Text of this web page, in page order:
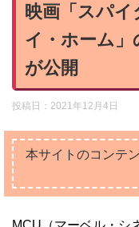
映画「スパ
イ・ホーム
が公開
投稿日： 2021年12月4日
本サイトのコンテ